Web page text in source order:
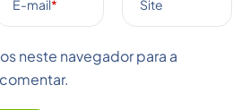
E-mail* Site
neste navegador para a